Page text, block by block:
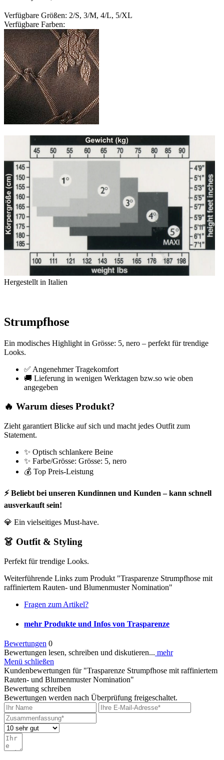
Verfügbare Größen: 2/S, 3/M, 4/L, 5/XL
Verfügbare Farben:
Hergestellt in Italien
Strumpfhose
Ein modisches Highlight in Grösse: 5, nero – perfekt für trendige
Looks.
✅ Angenehmer Tragekomfort
🚚 Lieferung in wenigen Werktagen bzw.so wie oben
angegeben
🔥 Warum dieses Produkt?
Zieht garantiert Blicke auf sich und macht jedes Outfit zum
Statement.
✨ Optisch schlankere Beine
✨ Farbe/Grösse: Grösse: 5, nero
💰 Top Preis-Leistung
⚡ Beliebt bei unseren Kundinnen und Kunden – kann schnell
ausverkauft sein!
💎 Ein vielseitiges Must-have.
👗 Outfit & Styling
Perfekt für trendige Looks.
Weiterführende Links zum Produkt "Trasparenze Strumpfhose mit
raffiniertem Rauten- und Blumenmuster Nomination"
Fragen zum Artikel?
mehr Produkte und Infos von Trasparenze
Bewertungen 0
Bewertungen lesen, schreiben und diskutieren... mehr
Menü schließen
Kundenbewertungen für "Trasparenze Strumpfhose mit raffiniertem
Rauten- und Blumenmuster Nomination"
Bewertung schreiben
Bewertungen werden nach Überprüfung freigeschaltet.